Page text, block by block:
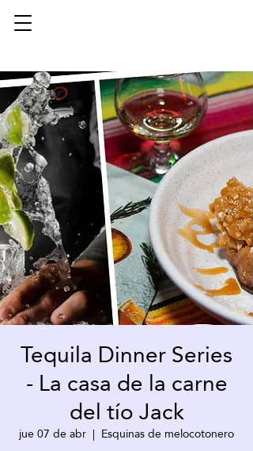
Tequila Dinner Series
- La casa de la carne
del tío Jack
jue 07 de abr
  |
Esquinas de melocotonero